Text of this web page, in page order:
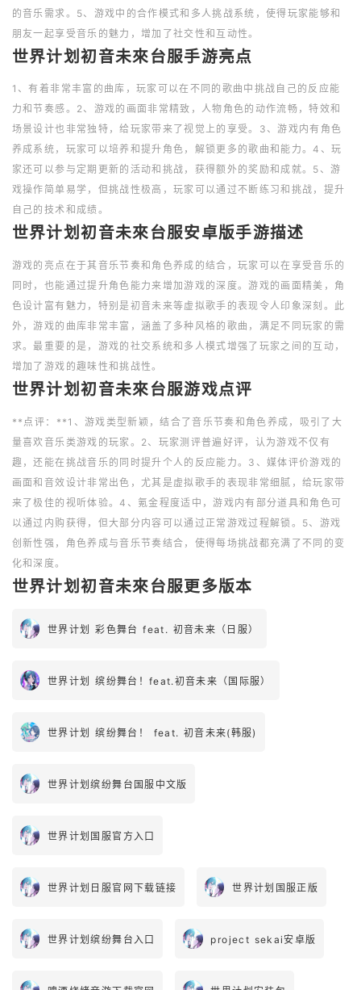
的音乐需求。5、游戏中的合作模式和多人挑战系统，使得玩家能够和
朋友一起享受音乐的魅力，增加了社交性和互动性。
世界计划初音未來台服手游亮点
1、有着非常丰富的曲库，玩家可以在不同的歌曲中挑战自己的反应能
力和节奏感。2、游戏的画面非常精致，人物角色的动作流畅，特效和
场景设计也非常独特，给玩家带来了视觉上的享受。3、游戏内有角色
养成系统，玩家可以培养和提升角色，解锁更多的歌曲和能力。4、玩
家还可以参与定期更新的活动和挑战，获得额外的奖励和成就。5、游
戏操作简单易学，但挑战性极高，玩家可以通过不断练习和挑战，提升
自己的技术和成绩。
世界计划初音未來台服安卓版手游描述
游戏的亮点在于其音乐节奏和角色养成的结合，玩家可以在享受音乐的
同时，也能通过提升角色能力来增加游戏的深度。游戏的画面精美，角
色设计富有魅力，特别是初音未来等虚拟歌手的表现令人印象深刻。此
外，游戏的曲库非常丰富，涵盖了多种风格的歌曲，满足不同玩家的需
求。最重要的是，游戏的社交系统和多人模式增强了玩家之间的互动，
增加了游戏的趣味性和挑战性。
世界计划初音未來台服游戏点评
**点评：**1、游戏类型新颖，结合了音乐节奏和角色养成，吸引了大
量喜欢音乐类游戏的玩家。2、玩家测评普遍好评，认为游戏不仅有
趣，还能在挑战音乐的同时提升个人的反应能力。3、媒体评价游戏的
画面和音效设计非常出色，尤其是虚拟歌手的表现非常细腻，给玩家带
来了极佳的视听体验。4、氪金程度适中，游戏内有部分道具和角色可
以通过内购获得，但大部分内容可以通过正常游戏过程解锁。5、游戏
创新性强，角色养成与音乐节奏结合，使得每场挑战都充满了不同的变
化和深度。
世界计划初音未來台服更多版本
世界计划 彩色舞台 feat. 初音未来（日服）
世界计划 缤纷舞台！feat.初音未来（国际服）
世界计划 缤纷舞台！ feat. 初音未来(韩服)
世界计划缤纷舞台国服中文版
世界计划国服官方入口
世界计划日服官网下载链接 世界计划国服正版
世界计划缤纷舞台入口 project sekai安卓版